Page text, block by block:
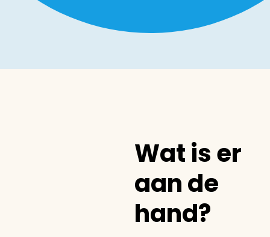
Wat is er
aan de
hand?